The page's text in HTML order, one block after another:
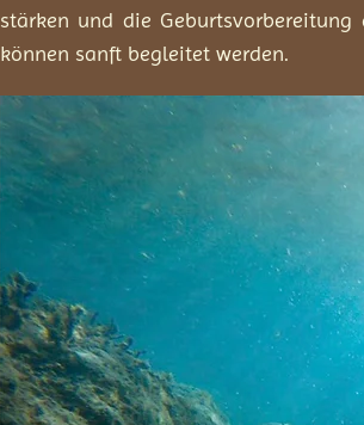
stärken und die
können sanft begleitet werden.